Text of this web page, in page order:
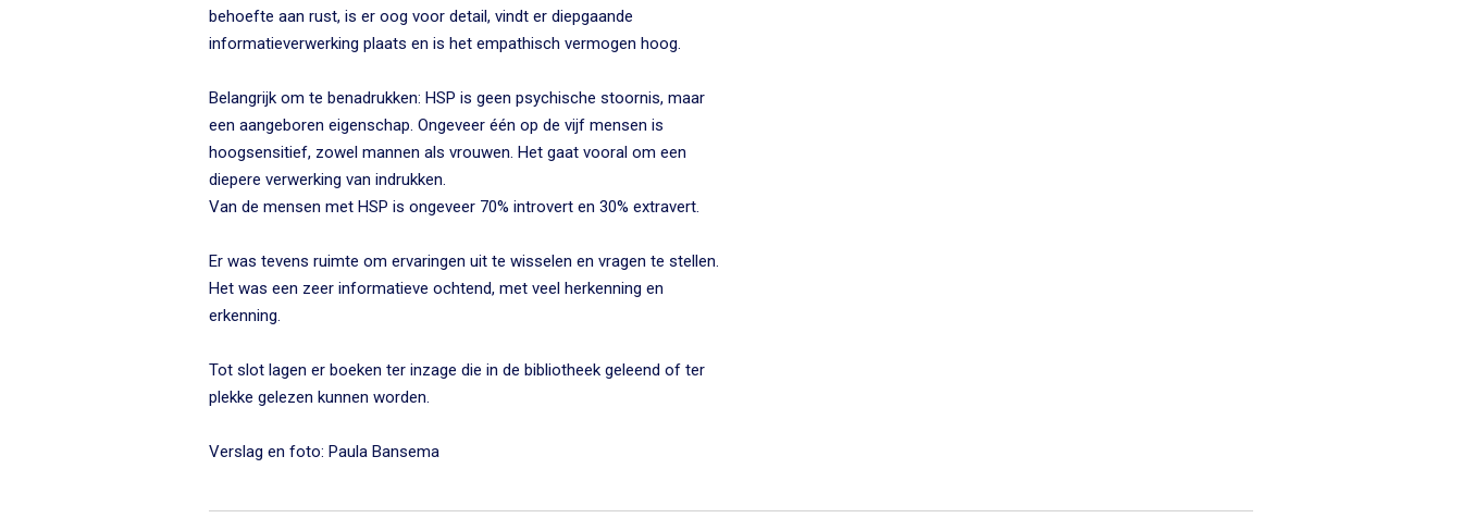
behoefte aan rust, is er oog voor detail, vindt er diepgaande
informatieverwerking plaats en is het empathisch vermogen hoog.
Belangrijk om te benadrukken: HSP is geen psychische stoornis, maar
een aangeboren eigenschap. Ongeveer één op de vijf mensen is
hoogsensitief, zowel mannen als vrouwen. Het gaat vooral om een
diepere verwerking van indrukken.
Van de mensen met HSP is ongeveer 70% introvert en 30% extravert.
Er was tevens ruimte om ervaringen uit te wisselen en vragen te stellen.
Het was een zeer informatieve ochtend, met veel herkenning en
erkenning.
Tot slot lagen er boeken ter inzage die in de bibliotheek geleend of ter
plekke gelezen kunnen worden.
Verslag en foto: Paula Bansema